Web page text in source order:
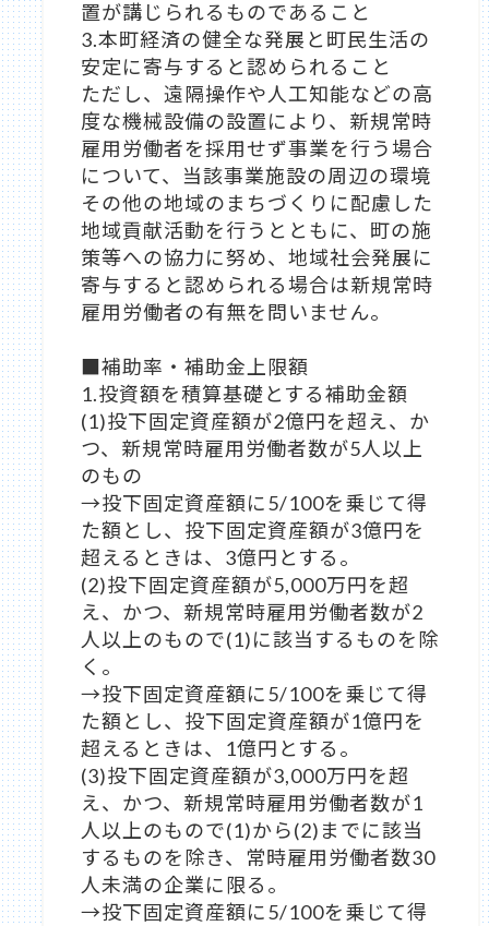
置が講じられるものであること
3.本町経済の健全な発展と町民生活の
安定に寄与すると認められること
ただし、遠隔操作や人工知能などの高
度な機械設備の設置により、新規常時
雇用労働者を採用せず事業を行う場合
について、当該事業施設の周辺の環境
その他の地域のまちづくりに配慮した
地域貢献活動を行うとともに、町の施
策等への協力に努め、地域社会発展に
寄与すると認められる場合は新規常時
雇用労働者の有無を問いません。
■補助率・補助金上限額
1.投資額を積算基礎とする補助金額
(1)投下固定資産額が2億円を超え、か
つ、新規常時雇用労働者数が5人以上
のもの
→投下固定資産額に5/100を乗じて得
た額とし、投下固定資産額が3億円を
超えるときは、3億円とする。
(2)投下固定資産額が5,000万円を超
え、かつ、新規常時雇用労働者数が2
人以上のもので(1)に該当するものを除
く。
→投下固定資産額に5/100を乗じて得
た額とし、投下固定資産額が1億円を
超えるときは、1億円とする。
(3)投下固定資産額が3,000万円を超
え、かつ、新規常時雇用労働者数が1
人以上のもので(1)から(2)までに該当
するものを除き、常時雇用労働者数30
人未満の企業に限る。
→投下固定資産額に5/100を乗じて得